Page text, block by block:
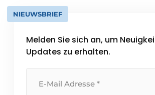
NIEUWSBRIEF
Melden Sie sich an, um
Updates zu erhalten.